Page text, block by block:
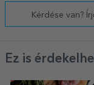
Kérdése van?
Ez is